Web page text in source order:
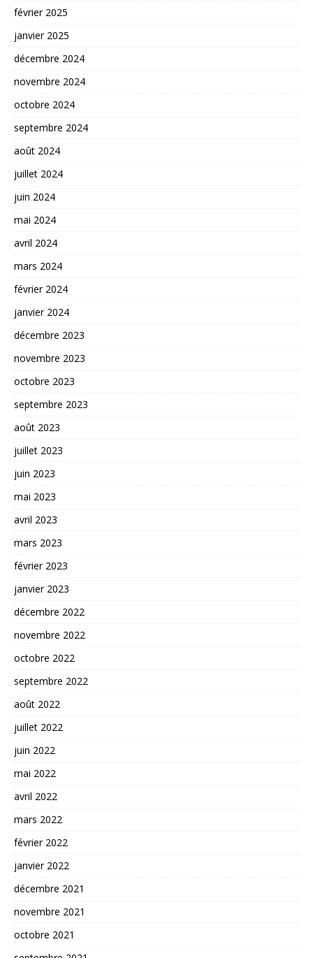
février 2025
janvier 2025
décembre 2024
novembre 2024
octobre 2024
septembre 2024
août 2024
juillet 2024
juin 2024
mai 2024
avril 2024
mars 2024
février 2024
janvier 2024
décembre 2023
novembre 2023
octobre 2023
septembre 2023
août 2023
juillet 2023
juin 2023
mai 2023
avril 2023
mars 2023
février 2023
janvier 2023
décembre 2022
novembre 2022
octobre 2022
septembre 2022
août 2022
juillet 2022
juin 2022
mai 2022
avril 2022
mars 2022
février 2022
janvier 2022
décembre 2021
novembre 2021
octobre 2021